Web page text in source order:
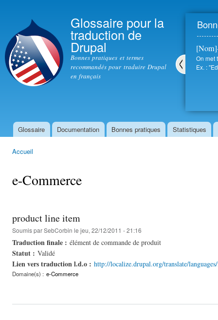
Glossaire pour la
traduction de
Drupal
Bonnes pratiques et termes
recommandés pour traduire Drupal
en français
On met
Ex. :
Menu principal
Glossaire Documentation Bonnes pratiques Statistiques
Accueil
e-Commerce
product line item
Soumis parSebCorbin le jeu, 22/12/2011 - 21:16
Traduction finale : élément de commande de produit
Statut : Validé
Lien vers traduction l.d.o : http://localize.drupal.org/translate/
Domaine(s) : e-Commerce